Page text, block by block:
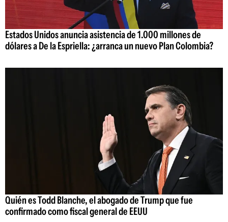
Estados Unidos anuncia asistencia de 1.000 millones de
dólares a De la Espriella: ¿arranca un nuevo Plan Colombia?
Quién es Todd Blanche, el abogado de Trump que fue
confirmado como fiscal general de EEUU